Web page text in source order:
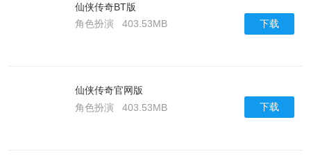
仙侠传奇BT版
角色扮演
403.53MB 下载
仙侠传奇官网版
角色扮演
403.53MB 下载